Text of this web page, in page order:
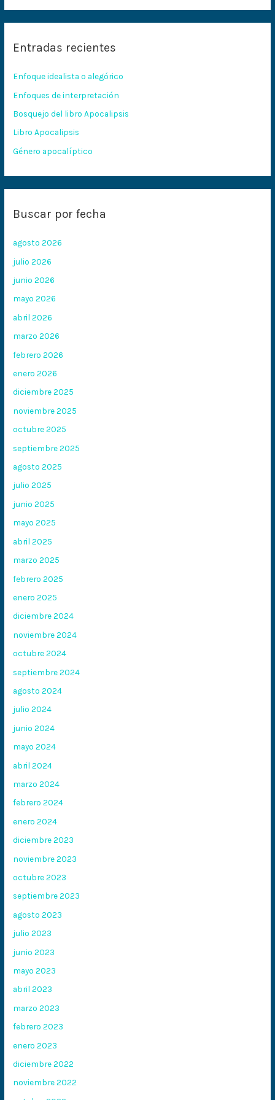
a
p
o
r
:
Entradas recientes
Enfoque idealista o alegórico
Enfoques de interpretación
Bosquejo del libro Apocalipsis
Libro Apocalipsis
Género apocalíptico
Buscar por fecha
agosto 2026
julio 2026
junio 2026
mayo 2026
abril 2026
marzo 2026
febrero 2026
enero 2026
diciembre 2025
noviembre 2025
octubre 2025
septiembre 2025
agosto 2025
julio 2025
junio 2025
mayo 2025
abril 2025
marzo 2025
febrero 2025
enero 2025
diciembre 2024
noviembre 2024
octubre 2024
septiembre 2024
agosto 2024
julio 2024
junio 2024
mayo 2024
abril 2024
marzo 2024
febrero 2024
enero 2024
diciembre 2023
noviembre 2023
octubre 2023
septiembre 2023
agosto 2023
julio 2023
junio 2023
mayo 2023
abril 2023
marzo 2023
febrero 2023
enero 2023
diciembre 2022
noviembre 2022